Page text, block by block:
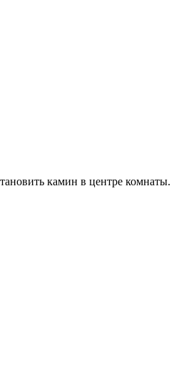
камин в центре комнаты.